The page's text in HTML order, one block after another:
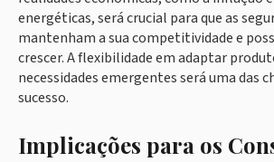
energéticas, será crucial para que as
mantenham a sua competitividade e
crescer. A flexibilidade em adaptar
necessidades emergentes será uma das
sucesso.
Implicações para os